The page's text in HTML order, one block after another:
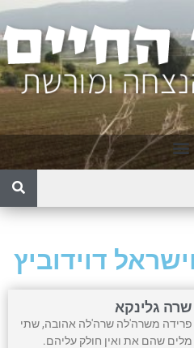
דוידוביץ
שרה גלינקא
פרידה משרה'לה שרה'לה אהובה, שתי
מלים שהם את ואין חולק עליהם.